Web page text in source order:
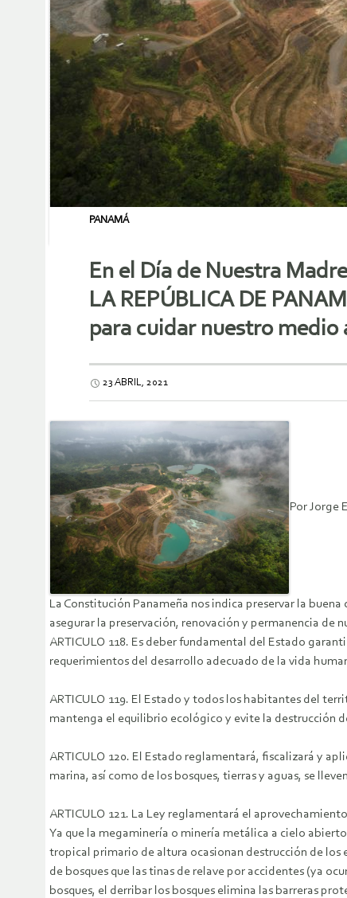
PANAMÁ
En el Día de Nuestra
LA REPÚBLICA DE
para cuidar nuestro medio
23 ABRIL, 2021
Por Jorge
La Constitución Panameña nos indica preservar la
asegurar la preservación, renovación y permanencia de
ARTICULO 118. Es deber fundamental del Estado
requerimientos del desarrollo adecuado de la vida
ARTICULO 119. El Estado y todos los habitantes del
mantenga el equilibrio ecológico y evite la destrucción
ARTICULO 120. El Estado reglamentará, fiscalizará y
marina, así como de los bosques, tierras y aguas, se
ARTICULO 121. La Ley reglamentará el
Ya que la megaminería o minería metálica a cielo
tropical primario de altura ocasionan destrucción de los
de bosques que las tinas de relave por accidentes (ya
bosques, el derribar los bosques elimina las barreras